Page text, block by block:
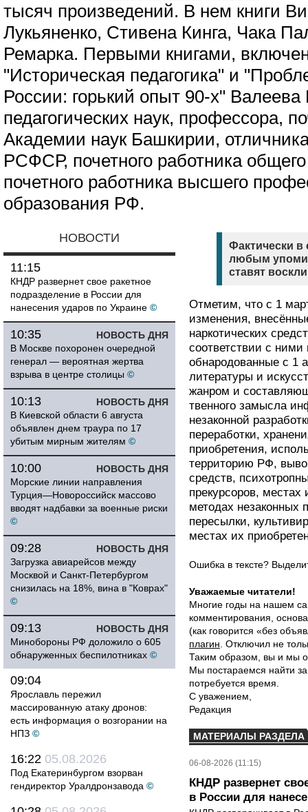
тысяч произведений. В нем книги
Лукьяненко, Стивена Кинга, Чака
Ремарка. Первыми книгами,
"Историческая педагогика" и
России: горький опыт 90-х"
педагогических наук, профессора,
Академии наук Башкирии,
РСФСР, почетного работника
почетного работника высшего
образования РФ.
НОВОСТИ
11:15
КНДР развернет свое ракетное
подразделение в России для
нанесения ударов по Украине ©
НОВОСТЬ ДНЯ
10:35
В Москве похоронен очередной
генерал — вероятная жертва
взрыва в центре столицы ©
НОВОСТЬ ДНЯ
10:13
В Киевской области 6 августа
объявлен днем траура по 17
убитым мирным жителям ©
НОВОСТЬ ДНЯ
10:00
Морские линии направления
Турция—Новороссийск массово
вводят надбавки за военные риски
©
НОВОСТЬ ДНЯ
09:28
Загрузка авиарейсов между
Москвой и Санкт-Петербургом
снизилась на 18%, вина в "Коврах"
©
НОВОСТЬ ДНЯ
09:13
Минобороны РФ доложило о 605
обнаруженных беспилотниках ©
09:04
Ярославль пережил
массированную атаку дронов:
есть информация о возгорании на
НПЗ ©
16:22 05.08.2026
Под Екатеринбургом взорван
гендиректор Уралдронзавода ©
Фактически в
любым
ставят
Отметим, что с 1
изменения,
наркотических
соответствии с ними
обнародованные с 1
литературы и
жанром и
твенного замысла
незаконной
переработки,
приобретения,
территорию РФ,
средств,
прекурсоров, местах
методах незаконных
пересылки,
местах их
Ошибка в тексте?
Уважаемые читатели!
Многие годы на нашем
комментирования,
(как говорится «без
плагин . Отключил не
Таким образом, вы и мы
Мы постараемся найти
потребуется время.
С уважением,
Редакция
МАТЕРИАЛЫ РАЗДЕЛА
06-08-2026 (11:15)
КНДР развернет
в России для